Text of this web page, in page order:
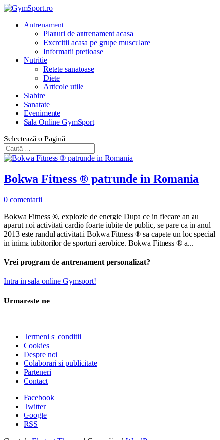
Antrenament
Planuri de antrenament acasa
Exercitii acasa pe grupe musculare
Informatii pretioase
Nutritie
Retete sanatoase
Diete
Articole utile
Slabire
Sanatate
Evenimente
Sala Online GymSport
Selectează o Pagină
Bokwa Fitness ® patrunde in Romania
0 comentarii
Bokwa Fitness ®, explozie de energie Dupa ce in fiecare an au
aparut noi activitati cardio foarte iubite de public, se pare ca in anul
2013 este randul activitatii Bokwa Fitness ® sa capete un loc special
in inima iubitorilor de sporturi aerobice. Bokwa Fitness ® a...
Vrei program de antrenament personalizat?
Intra in sala online Gymsport!
Urmareste-ne
Termeni si conditii
Cookies
Despre noi
Colaborari si publicitate
Parteneri
Contact
Facebook
Twitter
Google
RSS